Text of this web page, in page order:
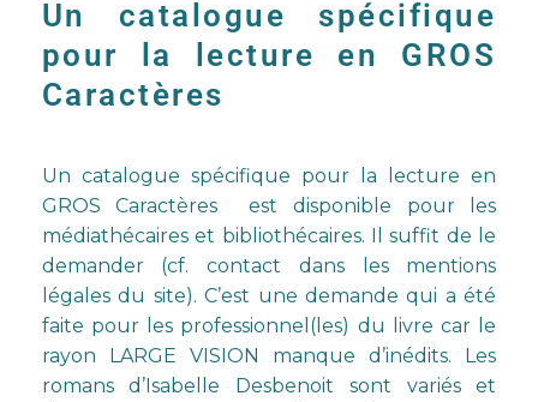
Un catalogue spécifique
pour la lecture en GROS
Caractères
Un catalogue spécifique pour la lecture en
GROS Caractères est disponible pour les
médiathécaires et bibliothécaires. Il suffit de le
demander (cf. contact dans les mentions
légales du site). C’est une demande qui a été
faite pour les professionnel(les) du livre car le
rayon LARGE VISION manque d’inédits. Les
romans d’Isabelle Desbenoit sont variés et